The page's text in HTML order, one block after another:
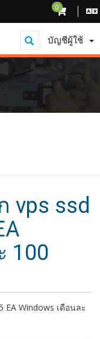
0
บัญชีผู้ใช้
vps ssd
100
EA Windows เดือนละ